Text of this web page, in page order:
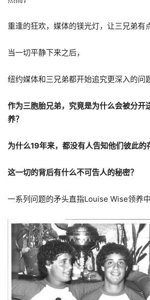
重逢的狂欢，媒体的镁光灯，让三兄弟有
当一切平静下来之后，
纽约媒体和三兄弟都开始追究更深入的问
作为三胞胎兄弟，究竟是为什么会被分开
养？
为什么19年来，都没有人告知他们彼此的
这一切的背后有什么不可告人的秘密？
一系列问题的矛头直指Louise Wise领养